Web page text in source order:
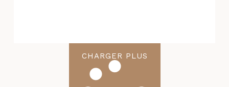
CHARGER PLUS